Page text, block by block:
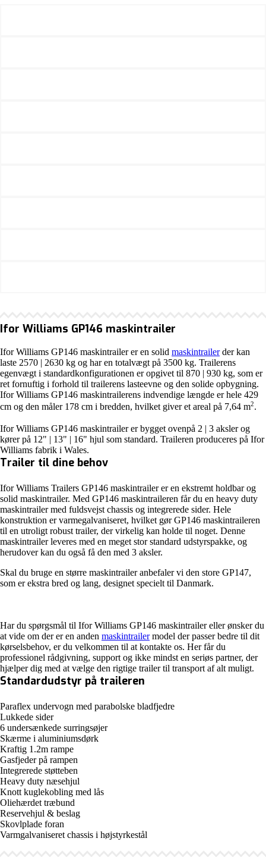
Ifor Williams GP146 maskintrailer
Ifor Williams GP146 maskintrailer er en solid maskintrailerder kan
laste 2570 | 2630 kg og har en totalvægt på 3500 kg. Trailerens
egenvægt i standardkonfigurationen er opgivet til 870 | 930 kg, som er
ret fornuftig i forhold til trailerens lasteevne og den solide opbygning.
Ifor Williams GP146 maskintrailerens indvendige længde er hele 429
cm og den måler 178 cm i bredden, hvilket giver et areal på 7,64 m2.
Ifor Williams GP146 maskintrailer er bygget ovenpå 2 | 3 aksler og
kører på 12" | 13" | 16" hjul som standard. Traileren produceres på Ifor
Williams fabrik i Wales.
Trailer til dine behov
Ifor Williams Trailers GP146 maskintrailer er en ekstremt holdbar og
solid maskintrailer. Med GP146 maskintraileren får du en heavy duty
maskintrailer med fuldsvejst chassis og integrerede sider. Hele
konstruktion er varmegalvaniseret, hvilket gør GP146 maskintraileren
til en utroligt robust trailer, der virkelig kan holde til noget. Denne
maskintrailer leveres med en meget stor standard udstyrspakke, og
herudover kan du også få den med 3 aksler.
Skal du bruge en større maskintrailer anbefaler vi den store GP147,
som er ekstra bred og lang, designet specielt til Danmark.
Har du spørgsmål til Ifor Williams GP146 maskintrailer eller ønsker du
at vide om der er en anden maskintrailermodel der passer bedre til dit
kørselsbehov, er du velkommen til at kontakte os. Her får du
professionel rådgivning, support og ikke mindst en seriøs partner, der
hjælper dig med at vælge den rigtige trailer til transport af alt muligt.
Standardudstyr på traileren
Paraflex undervogn med parabolske bladfjedre
Lukkede sider
6 undersænkede surringsøjer
Skærme i aluminiumsdørk
Kraftig 1.2m rampe
Gasfjeder på rampen
Integrerede støtteben
Heavy duty næsehjul
Knott kuglekobling med lås
Oliehærdet træbund
Reservehjul & beslag
Skovlplade foran
Varmgalvaniseret chassis i højstyrkestål